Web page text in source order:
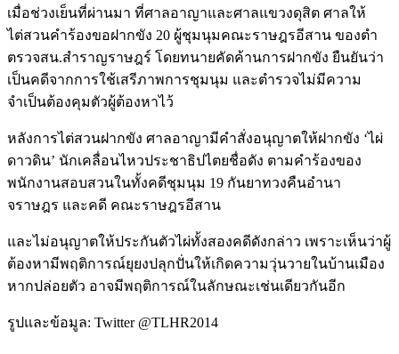
เมื่อช่วงเย็นที่ผ่านมา ที่ศาลอาญาและศาลแขวงดุสิต ศาลให้
ไต่สวนคำร้องขอฝากขัง 20 ผู้ชุมนุมคณะราษฎรอีสาน ของตำ
ตรวจสน.สำราญราษฎร์ โดยทนายคัดค้านการฝากขัง ยืนยันว่า
เป็นคดีจากการใช้เสรีภาพการชุมนุม และตำรวจไม่มีความ
จำเป็นต้องคุมตัวผู้ต้องหาไว้
หลังการไต่สวนฝากขัง ศาลอาญามีคำสั่งอนุญาตให้ฝากขัง ‘ไผ่
ดาวดิน’ นักเคลื่อนไหวประชาธิปไตยชื่อดัง ตามคำร้องของ
พนักงานสอบสวนในทั้งคดีชุมนุม 19 กันยาทวงคืนอํานา
จราษฎร และคดี คณะราษฎรอีสาน
และไม่อนุญาตให้ประกันตัวไผ่ทั้งสองคดีดังกล่าว เพราะเห็นว่าผู้
ต้องหามีพฤติการณ์ยุยงปลุกปั่นให้เกิดความวุ่นวายในบ้านเมือง
หากปล่อยตัว อาจมีพฤติการณ์ในลักษณะเช่นเดียวกันอีก
รูปและข้อมูล: Twitter @TLHR2014